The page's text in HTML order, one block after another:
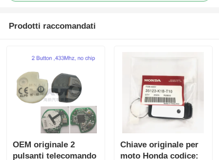
Prodotti raccomandati
OEM originale 2
pulsanti telecomando
Chiave originale per
moto Honda codice: